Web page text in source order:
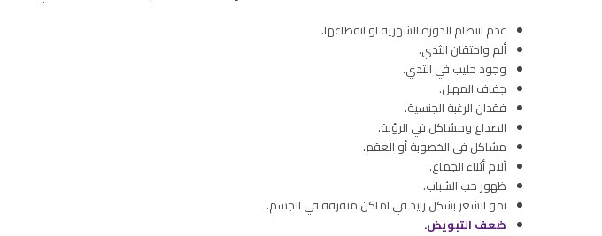
عدم انتظام الدورة الشهرية او انقطاعها.
ألم واحتقان الثدي.
وجود حليب في الثدي.
جفاف المهبل.
فقدان الرغبة الجنسية.
الصداع ومشاكل في الرؤية.
مشاكل في الخصوبة أو العقم.
آلام أثناء الجماع.
ظهور حب الشباب.
نمو الشعر بشكل زايد في اماكن متفرقة في الجسم.
ضعف التبويض.